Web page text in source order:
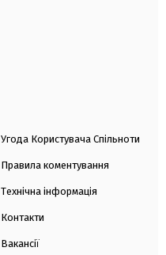
Угода Користувача Спільноти
Правила коментування
Технічна інформація
Контакти
Вакансії